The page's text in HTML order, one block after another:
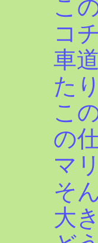
こ
コ
車
た
こ
の
マ
そ
大